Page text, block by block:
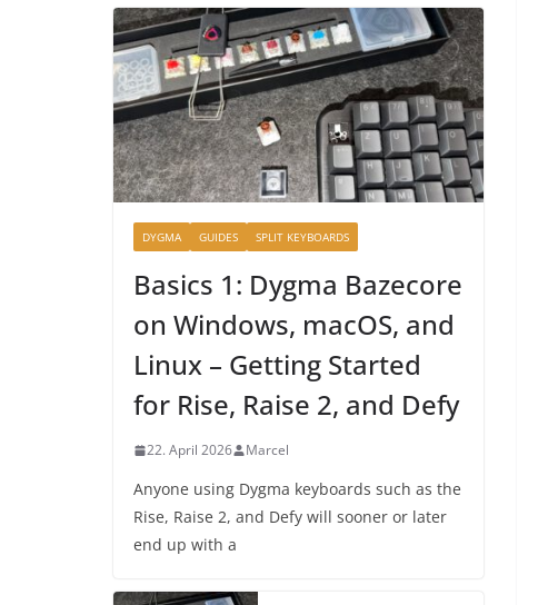
DYGMA GUIDES SPLIT KEYBOARDS
Basics 1: Dygma Bazecore
on Windows, macOS, and
Linux – Getting Started
for Rise, Raise 2, and Defy
22. April 2026 Marcel
Anyone using Dygma keyboards such as the
Rise, Raise 2, and Defy will sooner or later
end up with a